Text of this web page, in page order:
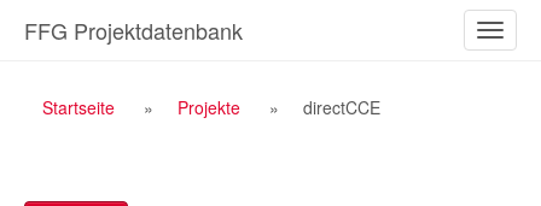
Inhalt
ein-/
FFG Projektdatenbank
Breadcrumb
Startseite Projekte directCCE